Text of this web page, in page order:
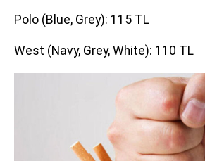
Polo (Blue, Grey): 115 TL
West (Navy, Grey, White): 110 TL